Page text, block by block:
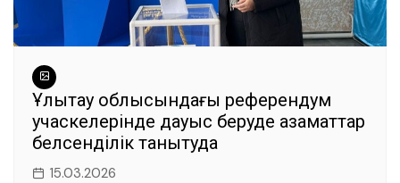
Ұлытау облысындағы референдум
учаскелерінде дауыс беруде азаматтар
белсенділік танытуда
15.03.2026